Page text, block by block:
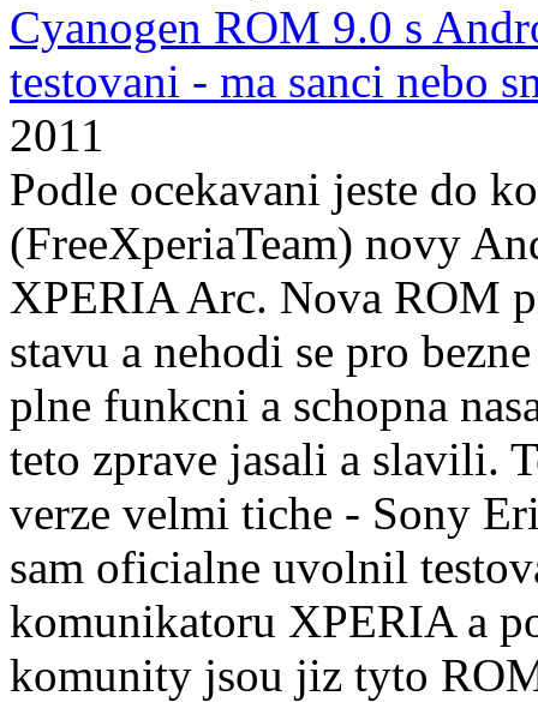
Cyanogen ROM 9.0 s
testovani - ma sanci nebo
2011
Podle ocekavani jeste do
(FreeXperiaTeam) novy
XPERIA Arc. Nova ROM
stavu a nehodi se pro
plne funkcni a schopna
teto zprave jasali a slavili.
verze velmi tiche - Sony
sam oficialne uvolnil
komunikatoru XPERIA a
komunity jsou jiz tyto